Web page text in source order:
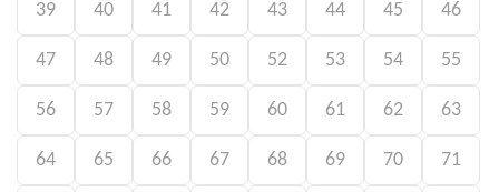
39 40 41 42 43 44 45 46
47 48 49 50 52 53 54 55
56 57 58 59 60 61 62 63
64 65 66 67 68 69 70 71